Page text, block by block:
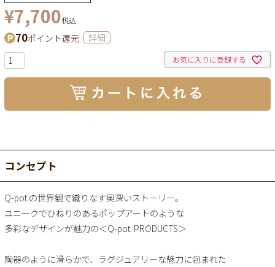
¥7,700税込
70ポイント還元 詳細
お気に入りに登録する
コンセプト
Q-pot.の世界観で織りなす奥深いストーリー。
ユニークでひねりのあるポップアートのような
多彩なデザインが魅力の＜Q-pot. PRODUCTS＞
陶器のように滑らかで、ラグジュアリーな魅力に包まれた